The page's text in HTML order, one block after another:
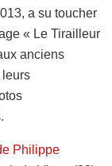
a su toucher
« Le Tirailleur
anciens
leurs
Philippe